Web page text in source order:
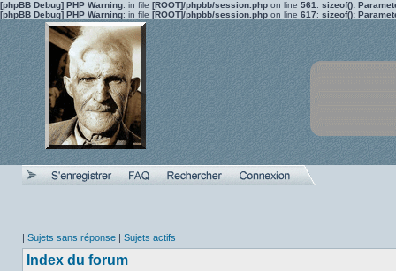
[phpBB Debug] PHP Warning: in file [ROOT]/phpbb/session.php on line 561 : sizeof():
[phpBB Debug] PHP Warning: in file [ROOT]/phpbb/session.php on line 617: sizeof():
| Sujets sans réponse | Sujets actifs
Index du forum